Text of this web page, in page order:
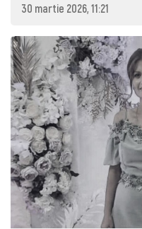
30 martie 2026, 11:21